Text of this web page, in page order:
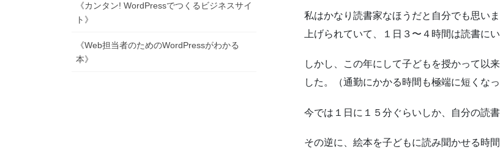
私はかなり読書家なほうだと自分でも思い
上げられていて、１日３〜４時間は読書に
しかし、この年にして子どもを授かって以
した。（通勤にかかる時間も極端に短くな
今では１日に１５分ぐらいしか、自分の読
その逆に、絵本を子どもに読み聞かせる時
《カンタン! WordPressでつくるビジネスサイ
ト》
《Web担当者のためのWordPressがわかる
本》